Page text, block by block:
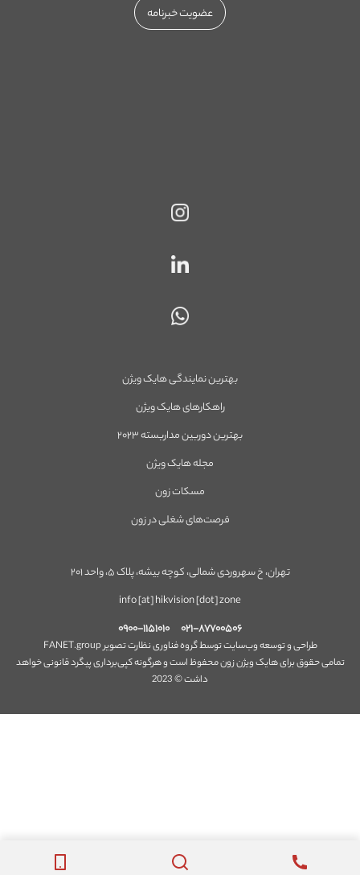
تهران، خ سهروردی شمالی، کوچه بیشه، پلاک ۵، واحد ۲۰۱
info [at] hikvision [dot] zone
۰۲۱-۸۷۷۰۰۵۰۶
۰۹۰۰-۱۱۵۱۰۱۰
بهترین نمایندگی هایک ویژن
راهکارهای هایک ویژن
بهترین دوربین مداربسته ۲۰۲۳
مجله هایک ویژن
مسکات زون
فرصت‌های شغلی در زون
عضویت خبرنامه
تمامی حقوق برای هایک ویژن زون محفوظ است و هرگونه کپی‌برداری پیگرد قانونی خواهد
داشت © 2023
طراحی و توسعه وب‌سایت توسط گروه فناوری نظارت تصویر FANET.group